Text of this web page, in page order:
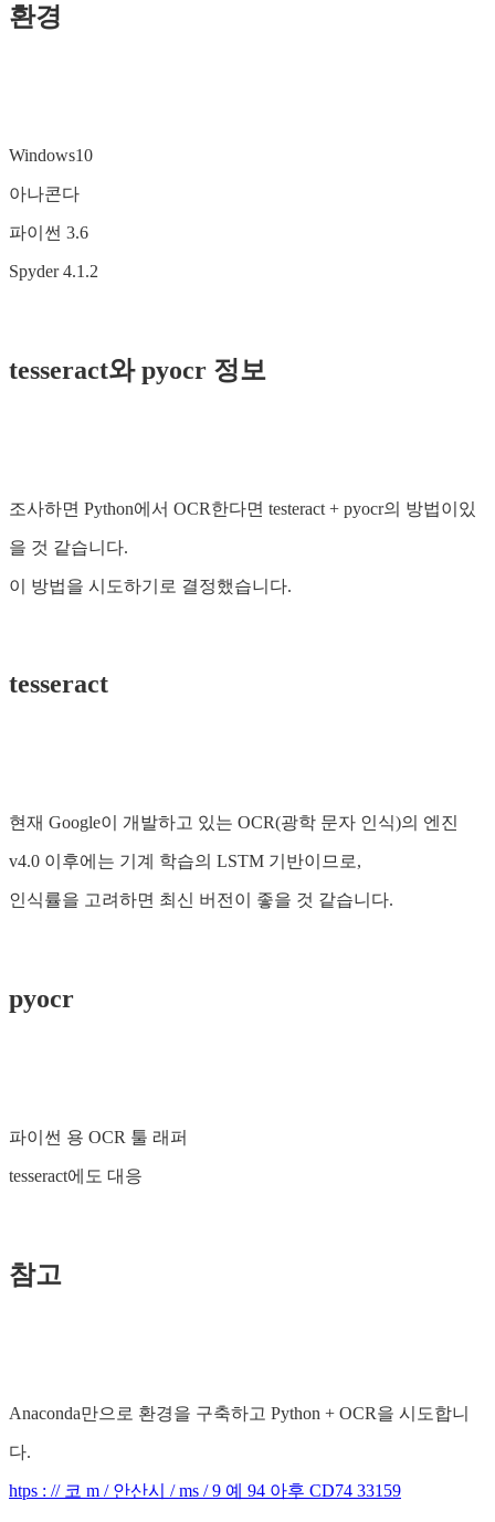
환경
Windows10
아나콘다
파이썬 3.6
Spyder 4.1.2
tesseract와 pyocr 정보
조사하면 Python에서 OCR한다면 testeract + pyocr의 방법이있
을 것 같습니다.
이 방법을 시도하기로 결정했습니다.
tesseract
현재 Google이 개발하고 있는 OCR(광학 문자 인식)의 엔진
v4.0 이후에는 기계 학습의 LSTM 기반이므로,
인식률을 고려하면 최신 버전이 좋을 것 같습니다.
pyocr
파이썬 용 OCR 툴 래퍼
tesseract에도 대응
참고
Anaconda만으로 환경을 구축하고 Python + OCR을 시도합니
다.
htps : // 코 m / 안산시 / ms / 9 예 94 아후 CD74 33159